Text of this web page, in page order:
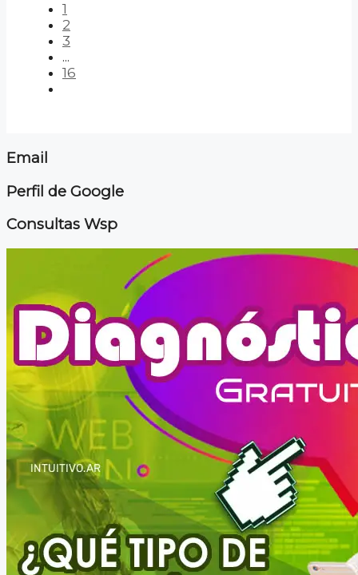
1
2
3
...
16
Email
Perfil de Google
Consultas Wsp